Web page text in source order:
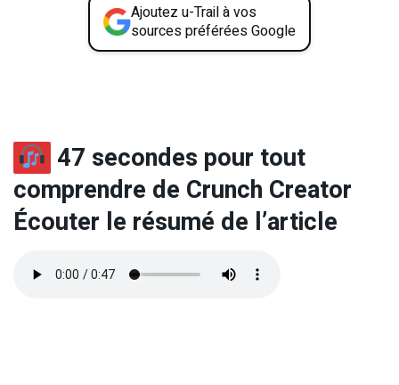
Ajoutez u-Trail à vos
sources préférées Google
47 secondes pour tout
comprendre de Crunch Creator
Écouter le résumé de l’article